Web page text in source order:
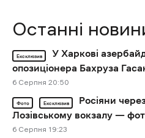
Останні
Ексклюзив
У Харкові
опозиціонера Бахруза
6 Cерпня 20:50
Фото Ексклюзив
Росіяни
Лозівському вокзалу —
6 Cерпня 19:23